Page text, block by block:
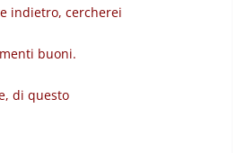
indietro, cercherei
buoni.
di questo